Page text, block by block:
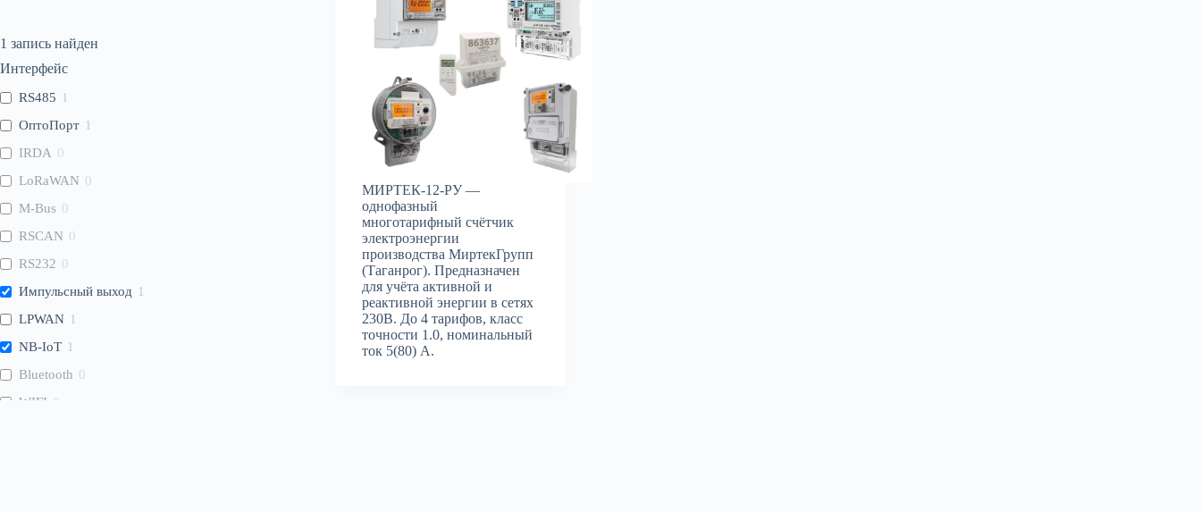
МИРТЕК-12-РУ —
однофазный
многотарифный счётчик
электроэнергии
производства МиртекГрупп
(Таганрог). Предназначен
для учёта активной и
реактивной энергии в сетях
230В. До 4 тарифов, класс
точности 1.0, номинальный
ток 5(80) А.
1 запись найден
Интерфейс
RS485 1
ОптоПорт 1
IRDA 0
LoRaWAN 0
M-Bus 0
RSCAN 0
RS232 0
Импульсный выход 1
LPWAN 1
NB-IoT 1
Bluetooth 0
WIFI 0